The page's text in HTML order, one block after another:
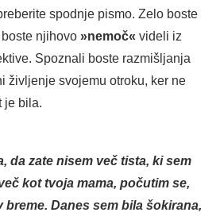
spodnje pismo. Zelo boste
njihovo »nemoč« videli iz
Spoznali boste razmišljanja
življenje svojemu otroku, ker ne
je bila.
da zate nisem več tista, ki sem
kot tvoja mama, počutim se,
breme. Danes sem bila šokirana,